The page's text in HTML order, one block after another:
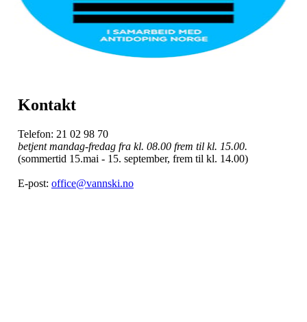
Kontakt
Telefon: 21 02 98 70
betjent mandag-fredag fra kl. 08.00 frem til kl. 15.00.
(sommertid 15.mai - 15. september, frem til kl. 14.00)
E-post: office@vannski.no